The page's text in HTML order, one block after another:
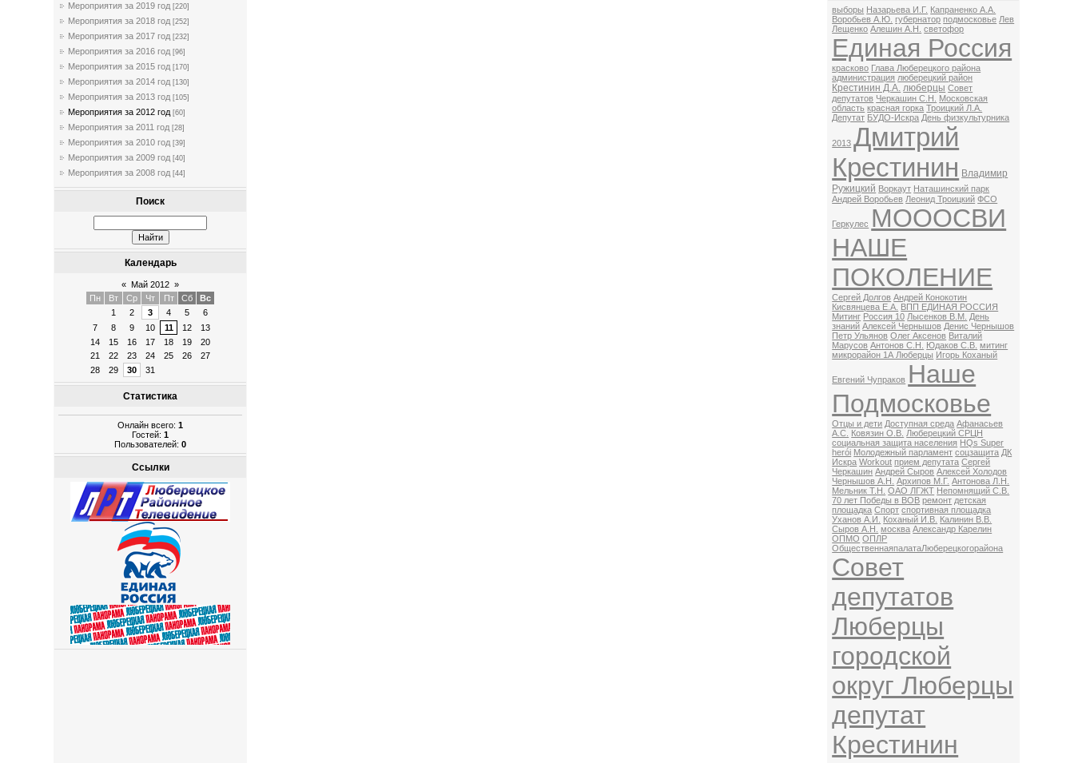
Мероприятия за 2019 год [220]
Мероприятия за 2018 год [252]
Мероприятия за 2017 год [232]
Мероприятия за 2016 год [96]
Мероприятия за 2015 год [170]
Мероприятия за 2014 год [130]
Мероприятия за 2013 год [105]
Мероприятия за 2012 год [60]
Мероприятия за 2011 год [28]
Мероприятия за 2010 год [39]
Мероприятия за 2009 год [40]
Мероприятия за 2008 год [44]
Поиск
Календарь
« Май 2012 »
Пн
Вт Ср Чт Пт Сб
Вс
1
2 3 4 5
6
7
8 9 10 11 12
13
14
15 16 17 18 19
20
21
22 23 24 25 26
27
28
29 30 31
Статистика
Онлайн всего:1
Гостей:1
Пользователей:0
Ссылки
выборы Назарьева И.Г. Капраненко А.А.
Воробьев А.Ю. губернатор подмосковье Лев
Лещенко Алешин А.Н. светофор
Единая Россия
красково Глава Люберецкого района
администрация люберецкий район
Крестинин Д.А. люберцы Совет
депутатов Черкашин С.Н.
Московская
область красная горка Троицкий Л.А.
Депутат БУДО-Искра День физкультурника
2013 Дмитрий
Крестинин Владимир
Ружицкий Воркаут Наташинский парк
Андрей Воробьев Леонид Троицкий ФСО
Геркулес МОООСВИ
НАШЕ
ПОКОЛЕНИЕ
Сергей Долгов Андрей Конокотин
Кисвянцева Е.А. ВПП ЕДИНАЯ РОССИЯ
Митинг Россия 10 Лысенков В.М. День
знаний Алексей Чернышов Денис Чернышов
Петр Ульянов Олег Аксенов Виталий
Марусов Антонов С.Н. Юдаков С.В. митинг
микрорайон 1А Люберцы Игорь Коханый
Евгений Чупраков Наше
Подмосковье
Отцы и дети Доступная среда Афанасьев
А.С. Ковязин О.В. Люберецкий СРЦН
социальная защита населения HQs Super
herói Молодежный парламент соцзащита ДК
Искра Workout прием депутата Сергей
Черкашин Андрей Сыров Алексей Холодов
Чернышов А.Н.
Архипов М.Г. Антонова Л.Н.
Мельник Т.Н.
ОАО ЛГЖТ Непомнящий С.В.
70 лет Победы в ВОВ ремонт детская
площадка Спорт спортивная площадка
Уханов А.И.
Коханый И.В. Калинин В.В.
Сыров А.Н.
москва Александр Карелин
ОПМО ОПЛР
ОбщественнаяпалатаЛюберецкогорайона
Совет
депутатов
Люберцы
городской
округ Люберцы
депутат
Крестинин